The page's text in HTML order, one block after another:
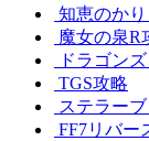
知恵のか
魔女の泉R
ドラゴン
TGS攻略
ステラー
FF7リバー